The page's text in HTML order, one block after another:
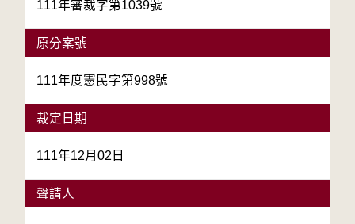
111年審裁字第1039號
原分案號
111年度憲民字第998號
裁定日期
111年12月02日
聲請人